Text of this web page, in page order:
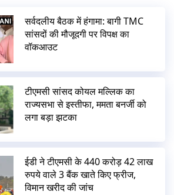
सर्वदलीय बैठक में हंगामा: बागी TMC
सांसदों की मौजूदगी पर विपक्ष का
वॉकआउट
टीएमसी सांसद कोयल मल्लिक का
राज्यसभा से इस्तीफा, ममता बनर्जी को
लगा बड़ा झटका
ईडी ने टीएमसी के 440 करोड़ 42 लाख
रुपये वाले 3 बैंक खाते किए फ्रीज,
विमान खरीद की जांच